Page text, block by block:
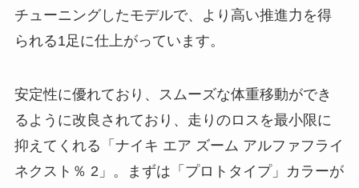
チューニングしたモデルで、より高い推進力を得
られる1足に仕上がっています。
安定性に優れており、スムーズな体重移動ができ
るように改良されており、走りのロスを最小限に
抑えてくれる「ナイキ エア ズーム アルファフライ
ネクスト％ 2」。まずは「プロトタイプ」カラーが